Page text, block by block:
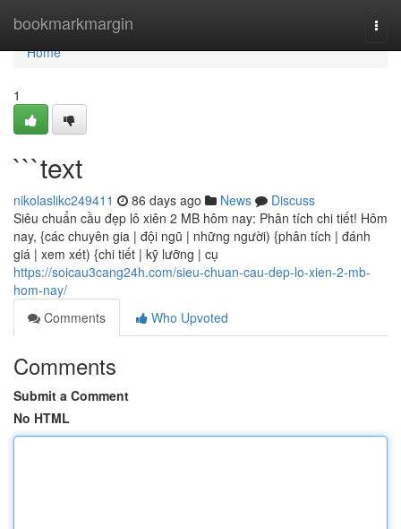
bookmarkmargin
Home
Home
1
```text
nikolaslikc249411 86 days ago News
Discuss
Siêu chuẩn cầu đẹp lô xiên 2 MB hôm nay: Phân tích chi tiết! Hôm
nay, {các chuyên gia | đội ngũ | những người) {phân tích | đánh
giá | xem xét) {chi tiết | kỹ lưỡng | cụ
https://soicau3cang24h.com/sieu-chuan-cau-dep-lo-xien-2-mb-
hom-nay/
Comments
Who Upvoted
Comments
Submit a Comment
No HTML